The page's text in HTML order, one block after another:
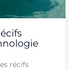
récifs